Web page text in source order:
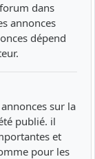
dans
annonces
dépend
sur la
publié. il
et
pour les